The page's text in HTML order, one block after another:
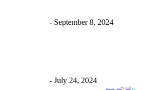
- September 8, 2024
- July 24, 2024